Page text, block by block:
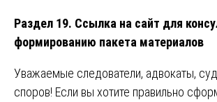
Раздел 19. Ссылка на сайт для
формированию пакета материалов
Уважаемые следователи, адвокаты,
споров! Если вы хотите правильно